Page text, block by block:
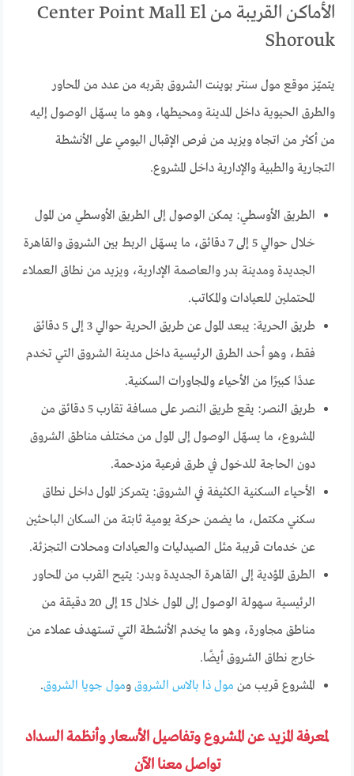
الأماكن القريبة من Center Point Mall El
Shorouk
يتميّز موقع مول سنتر بوينت الشروق بقربه من عدد من المحاور
والطرق الحيوية داخل المدينة ومحيطها، وهو ما يسهّل الوصول إليه
من أكثر من اتجاه ويزيد من فرص الإقبال اليومي على الأنشطة
التجارية والطبية والإدارية داخل المشروع.
الطريق الأوسطي: يمكن الوصول إلى الطريق الأوسطي من المول
خلال حوالي 5 إلى 7 دقائق، ما يسهّل الربط بين الشروق والقاهرة
الجديدة ومدينة بدر والعاصمة الإدارية، ويزيد من نطاق العملاء
المحتملين للعيادات والمكاتب.
طريق الحرية: يبعد المول عن طريق الحرية حوالي 3 إلى 5 دقائق
فقط، وهو أحد الطرق الرئيسية داخل مدينة الشروق التي تخدم
عددًا كبيرًا من الأحياء والمجاورات السكنية.
طريق النصر: يقع طريق النصر على مسافة تقارب 5 دقائق من
المشروع، ما يسهّل الوصول إلى المول من مختلف مناطق الشروق
دون الحاجة للدخول في طرق فرعية مزدحمة.
الأحياء السكنية الكثيفة في الشروق: يتمركز المول داخل نطاق
سكني مكتمل، ما يضمن حركة يومية ثابتة من السكان الباحثين
عن خدمات قريبة مثل الصيدليات والعيادات ومحلات التجزئة.
الطرق المؤدية إلى القاهرة الجديدة وبدر: يتيح القرب من المحاور
الرئيسية سهولة الوصول إلى المول خلال 15 إلى 20 دقيقة من
مناطق مجاورة، وهو ما يخدم الأنشطة التي تستهدف عملاء من
خارج نطاق الشروق أيضًا.
المشروع قريب من مول ذا بالاس الشروق ومول جويا الشروق.
لمعرفة المزيد عن المشروع وتفاصيل الأسعار وأنظمة السداد
تواصل معنا الآن